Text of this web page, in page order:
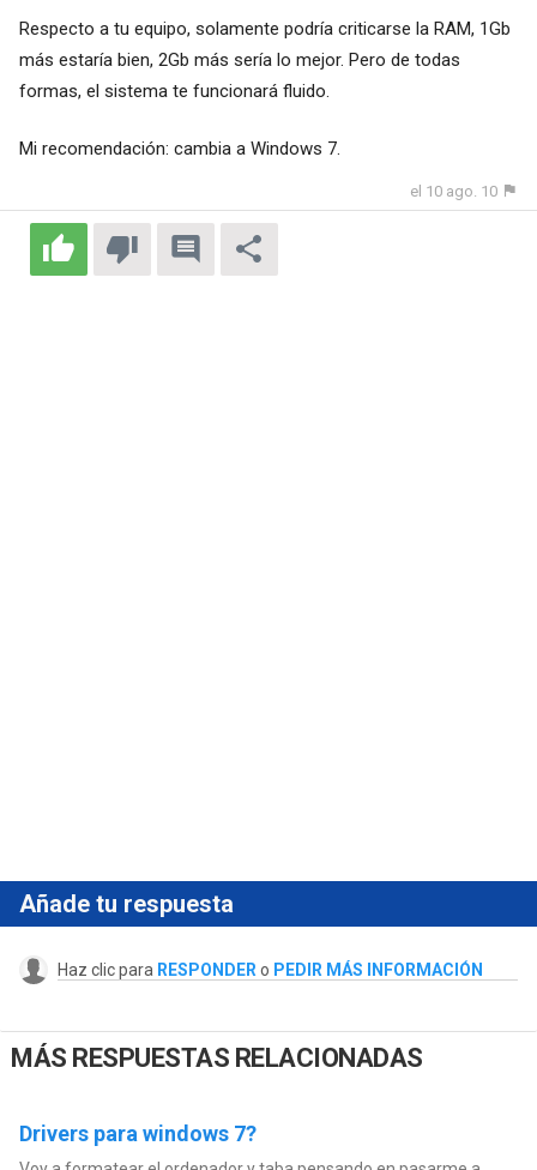
Respecto a tu equipo, solamente podría criticarse la RAM, 1Gb
más estaría bien, 2Gb más sería lo mejor. Pero de todas
formas, el sistema te funcionará fluido.
Mi recomendación: cambia a Windows 7.
el 10 ago. 10
Añade tu respuesta
Haz clic para RESPONDER o PEDIR MÁS INFORMACIÓN
MÁS RESPUESTAS RELACIONADAS
Drivers para windows 7?